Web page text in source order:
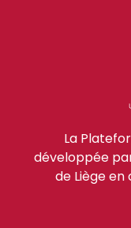
La
développée
de Liège